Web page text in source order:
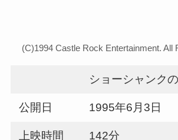
(C)1994 Castle Rock Entertainment. All
ショーシャンク
公開日 1995年6月3日
上映時間 142分